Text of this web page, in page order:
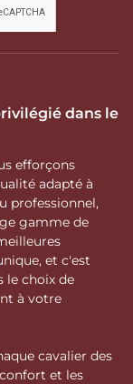
dans le
efforçons
adapté à
professionnel,
gamme de
et c'est
le choix de
à votre
cavalier des
et les